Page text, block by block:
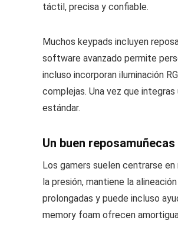
táctil, precisa y confiable.
Muchos keypads incluyen
software avanzado permite
incluso incorporan iluminación
complejas. Una vez que
estándar.
Un buen
Los gamers suelen centrarse
la presión, mantiene la
prolongadas y puede incluso
memory foam ofrecen